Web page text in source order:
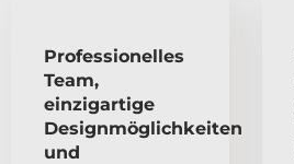
Professionelles
Team,
einzigartige
Designmöglichkeiten
und